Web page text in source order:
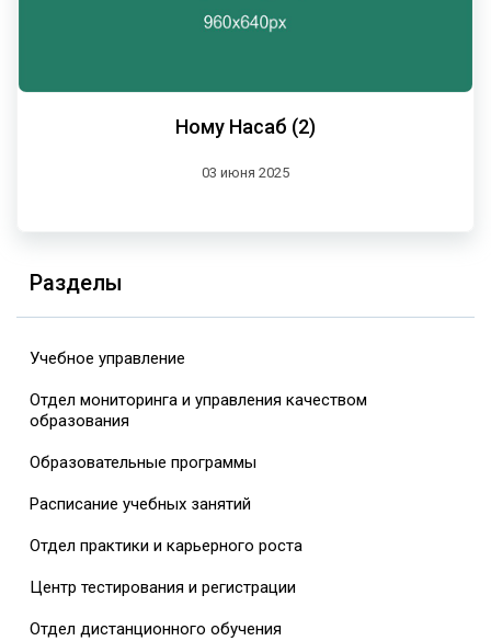
Ному Насаб (2)
03 июня 2025
Разделы
Учебное управление
Отдел мониторинга и управления качеством
образования
Образовательные программы
Расписание учебных занятий
Отдел практики и карьерного роста
Центр тестирования и регистрации
Отдел дистанционного обучения